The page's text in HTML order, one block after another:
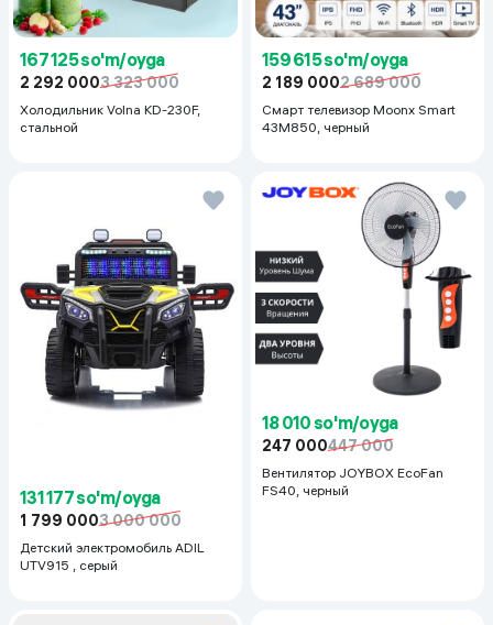
167 125 so'm/oyga
2 292 0003 323 000
Холодильник Volna KD-230F,
стальной
159 615 so'm/oyga
2 189 0002 689 000
Смарт телевизор Moonx Smart
43M850, черный
131 177 so'm/oyga
1 799 0003 000 000
Детский электромобиль ADIL
UTV915 , серый
18 010 so'm/oyga
247 000447 000
Вентилятор JOYBOX EcoFan
FS40, черный